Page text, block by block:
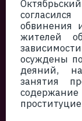
обвинения
жителей
осуждены
деяний,
занятия